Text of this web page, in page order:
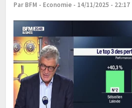
Par BFM - Economie - 14/11/2025 - 22:17